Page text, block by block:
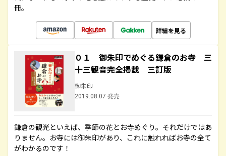
冊。
詳細を見る
０１ 御朱印でめぐる鎌倉のお寺 三
十三観音完全掲載 三訂版
御朱印
2019.08.07 発売
鎌倉の観光といえば、季節の花とお寺めぐり。それだけではあ
りません。お寺には御朱印があり、これに触れればお寺の全て
がわかるのです！